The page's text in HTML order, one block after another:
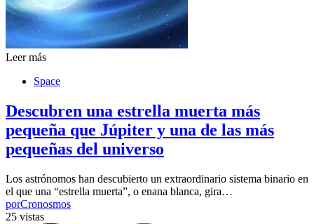
Leer más
Space
Descubren una estrella muerta más
pequeña que Júpiter y una de las más
pequeñas del universo
Los astrónomos han descubierto un extraordinario sistema binario en
el que una “estrella muerta”, o enana blanca, gira…
porCronosmos
25 vistas